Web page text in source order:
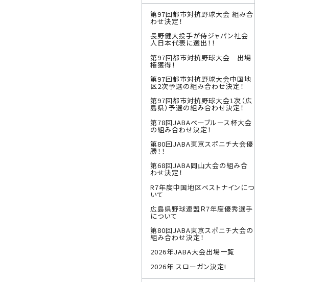
第97回都市対抗野球大会 組み合
わせ決定！
長野健大投手が侍ジャパン社会
人日本代表に選出！！
第97回都市対抗野球大会 出場
権獲得！
第97回都市対抗野球大会中国地
区2次予選の組み合わせ決定！
第97回都市対抗野球大会1次（広
島県）予選の組み合わせ決定！
第78回JABAベーブルース杯大会
の組み合わせ決定！
第80回JABA東京スポニチ大会優
勝！！
第68回JABA岡山大会の組み合
わせ決定！
R7年度中国地区ベストナインにつ
いて
広島県野球連盟Ｒ7年度優秀選手
について
第80回JABA東京スポニチ大会の
組み合わせ決定！
2026年JABA大会出場一覧
2026年 スローガン決定!